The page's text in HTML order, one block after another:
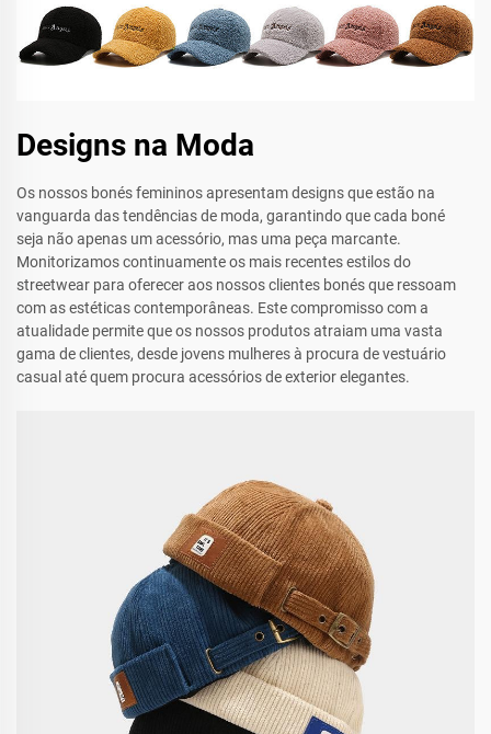
Designs na Moda
Os nossos bonés femininos apresentam designs que estão na
vanguarda das tendências de moda, garantindo que cada boné
seja não apenas um acessório, mas uma peça marcante.
Monitorizamos continuamente os mais recentes estilos do
streetwear para oferecer aos nossos clientes bonés que ressoam
com as estéticas contemporâneas. Este compromisso com a
atualidade permite que os nossos produtos atraiam uma vasta
gama de clientes, desde jovens mulheres à procura de vestuário
casual até quem procura acessórios de exterior elegantes.